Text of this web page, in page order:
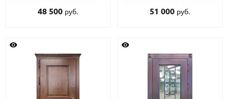
48 500 руб.
карнизом
51 000 руб.